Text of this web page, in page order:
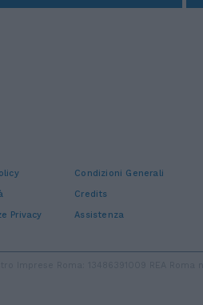
Condizioni Generali
Credits
Privacy Assistenza